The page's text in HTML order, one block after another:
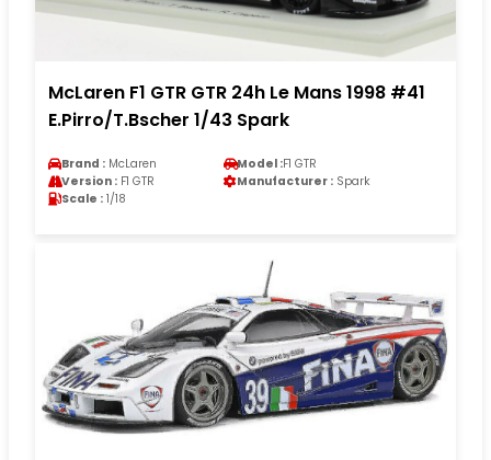
McLaren F1 GTR GTR 24h Le Mans 1998 #41
E.Pirro/T.Bscher 1/43 Spark
Brand : McLaren Model :F1 GTR
Version : F1 GTR Manufacturer : Spark
Scale : 1/18